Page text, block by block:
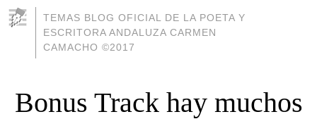
TEMAS BLOG OFICIAL DE LA POETA Y
ESCRITORA ANDALUZA CARMEN
CAMACHO ©2017
Bonus Track hay muchos